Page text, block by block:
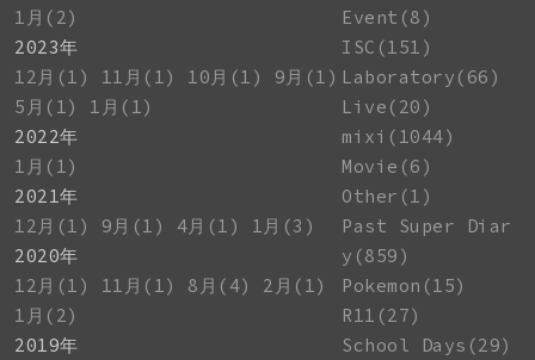
1月(2)
2023年
12月(1)
11月(1) 10月(1)
9月(1)
5月(1)
1月(1)
2022年
1月(1)
2021年
12月(1)
9月(1) 4月(1)
1月(3)
2020年
12月(1)
11月(1) 8月(4)
2月(1)
1月(2)
2019年
Event(8)
ISC(151)
Laboratory(66)
Live(20)
mixi(1044)
Movie(6)
Other(1)
Past Super Diar
y(859)
Pokemon(15)
R11(27)
School Days(29)